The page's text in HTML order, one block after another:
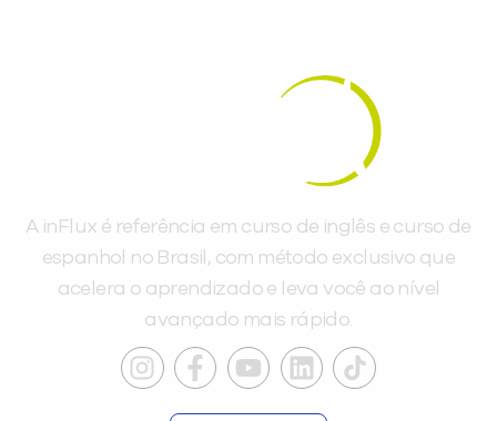
A inFlux é referência em curso de inglês e curso de
espanhol no Brasil, com método exclusivo que
acelera o aprendizado e leva você ao nível
avançado mais rápido.